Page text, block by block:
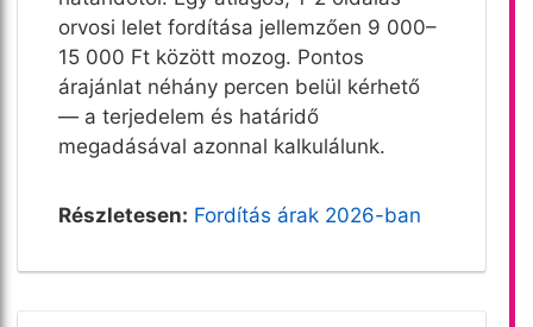
orvosi lelet fordítása jellemzően 9 000–
15 000 Ft között mozog. Pontos
árajánlat néhány percen belül kérhető
— a terjedelem és határidő
megadásával azonnal kalkulálunk.
Részletesen: Fordítás árak 2026-ban